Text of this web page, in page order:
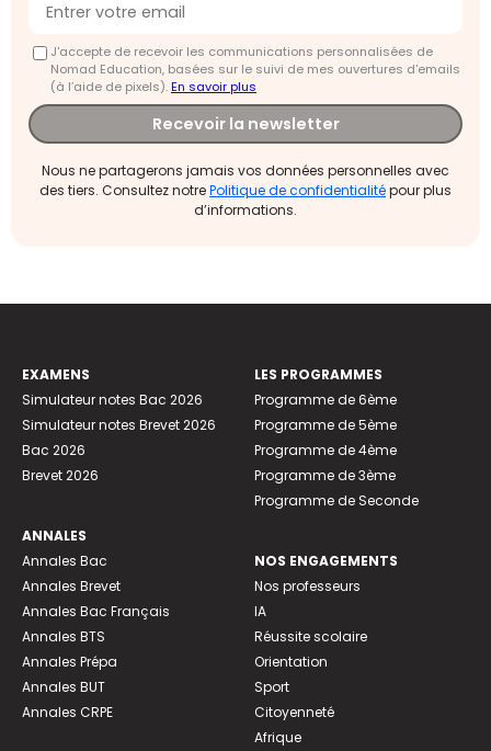
J'accepte de recevoir les communications personnalisées de
Nomad Education, basées sur le suivi de mes ouvertures d'emails
(à l’aide de pixels).En savoir plus
Recevoir la newsletter
Nous ne partagerons jamais vos données personnelles avec
des tiers. Consultez notrePolitique de confidentialitépour plus
d’informations.
EXAMENS
Simulateur notes Bac 2026
Simulateur notes Brevet 2026
Bac 2026
Brevet 2026
ANNALES
Annales Bac
Annales Brevet
Annales Bac Français
Annales BTS
Annales Prépa
Annales BUT
Annales CRPE
LES PROGRAMMES
Programme de 6ème
Programme de 5ème
Programme de 4ème
Programme de 3ème
Programme de Seconde
NOS ENGAGEMENTS
Nos professeurs
IA
Réussite scolaire
Orientation
Sport
Citoyenneté
Afrique